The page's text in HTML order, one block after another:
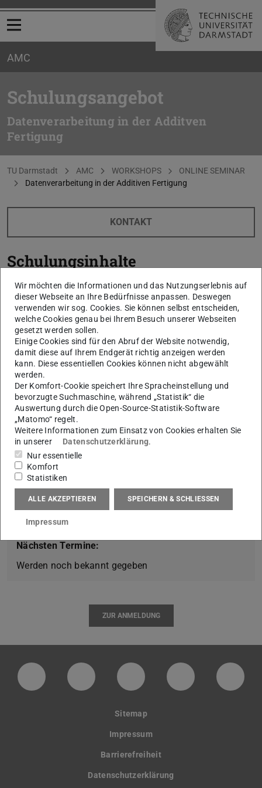
Menü öffnen
AMC
Schulungsangebot
Datenverarbeitung in der Additven
Fertigung
Sie befinden sich hier:
TU Darmstadt AMC WORKSHOPS
ONLINE SEMINAR
Datenverarbeitung in der Additiven Fertigung
KONTAKT
Schulungsinhalte
Prozesskette der additiven Fertigung
Schritte und Ablauf des Pre-Prozesses
Gängige Fehler und Strategien zur Fehlervermeidung
im Pre-Processing
Einfluss und Auswirkungen der digitalen
Arbeitsvorbereitung auf nachgelagerte Prozessschritte
sowie auf die Zielfaktoren Kosten, Qualität und Zeit
Zielgruppe:
Operative – Engineering, Operative – Technology
Material:
Polymere
1,5 h
Nächsten Termine:
Werden noch bekannt gegeben
ZUR ANMELDUNG
LinkedIn-Seite der TU Darmstadt
Instagram-Kanal der TU
Bluesky-Kanal der TU
Facebook-
Sitemap
Impressum
Barrierefreiheit
Datenschutzerklärung
Wir möchten die Informationen und das Nutzungserlebnis auf
dieser Webseite an Ihre Bedürfnisse anpassen. Deswegen
verwenden wir sog. Cookies. Sie können selbst entscheiden,
welche Cookies genau bei Ihrem Besuch unserer Webseiten
gesetzt werden sollen.
Einige Cookies sind für den Abruf der Website notwendig,
damit diese auf Ihrem Endgerät richtig anzeigen werden
kann. Diese essentiellen Cookies können nicht abgewählt
werden.
Der Komfort-Cookie speichert Ihre Spracheinstellung und
bevorzugte Suchmaschine, während „Statistik“ die
Auswertung durch die Open-Source-Statistik-Software
„Matomo“ regelt.
Weitere Informationen zum Einsatz von Cookies erhalten Sie
in unserer
Datenschutzerklärung.
Nur essentielle
Komfort
Statistiken
ALLE AKZEPTIEREN SPEICHERN & SCHLIESSEN
Impressum